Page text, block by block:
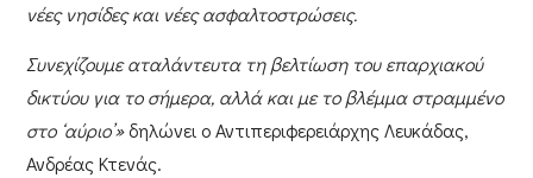
νέες νησίδες και νέες ασφαλτοστρώσεις.
Συνεχίζουμε αταλάντευτα τη βελτίωση του επαρχιακού
δικτύου για το σήμερα, αλλά και με το βλέμμα στραμμένο
στο ‘αύριο’»δηλώνει οΑντιπεριφερειάρχης Λευκάδας,
Ανδρέας Κτενάς.